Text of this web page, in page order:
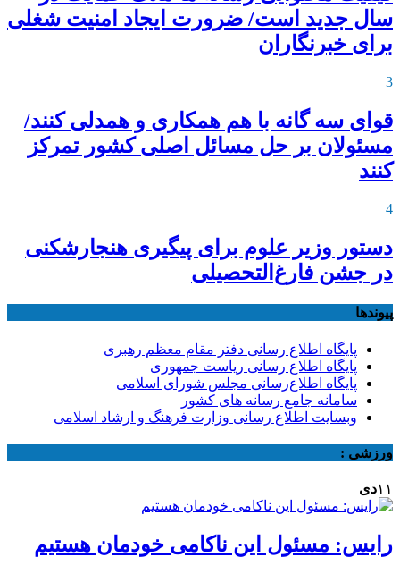
سال جدید است/ ضرورت ایجاد امنیت شغلی
برای خبرنگاران
3
قوای سه گانه با هم همکاری و همدلی کنند/
مسئولان بر حل مسائل اصلی کشور تمرکز
کنند
4
دستور وزیر علوم برای پیگیری هنجارشکنی
در جشن فارغ‌التحصیلی
پیوندها
پایگاه اطلاع رسانی دفتر مقام معظم رهبری
پایگاه اطلاع رسانی ریاست جمهوری
پایگاه اطلاع‌رسانی مجلس شورای اسلامی
سامانه جامع رسانه های کشور
وبسایت اطلاع رسانی وزارت فرهنگ و ارشاد اسلامی
ورزشی :
۱۱دی
رایس: مسئول این ناکامی خودمان هستیم